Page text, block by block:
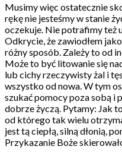
Musimy więc ostatecznie
rękę nie jesteśmy w stanie
oczekuje. Nie potrafimy też
Odkrycie, że zawiodłem
różny sposób. Zależy to od
Może to być litowanie się
lub cichy rzeczywisty żal i
wszystko od nowa. W tym
szukać pomocy poza sobą i
dobrze życzą. Pytamy: Jak
od którego tak wielu
jest tą ciepłą, silną dłonią,
Przykazanie Boże